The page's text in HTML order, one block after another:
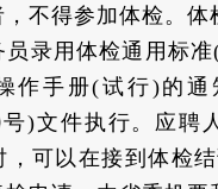
不得参加体检。体
员录用体检通用标
作手册(试行)的
号)文件执行。应聘
，可以在接到体检